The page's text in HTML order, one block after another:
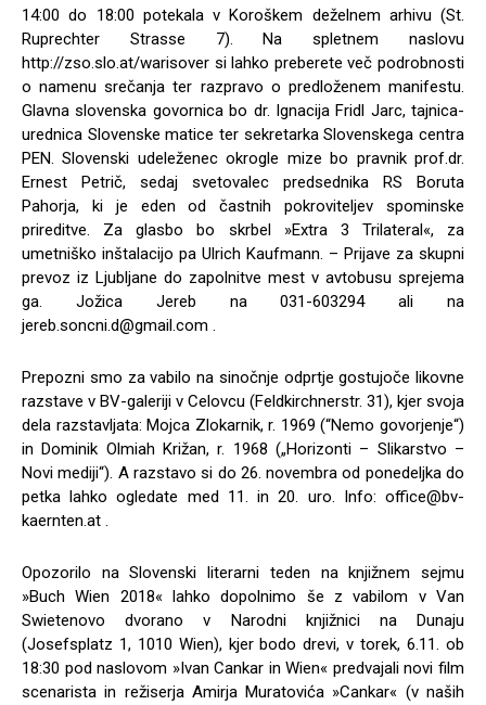
14:00 do 18:00 potekala v Koroškem deželnem arhivu (St.
Ruprechter Strasse 7). Na spletnem naslovu
http://zso.slo.at/warisover si lahko preberete več podrobnosti
o namenu srečanja ter razpravo o predloženem manifestu.
Glavna slovenska govornica bo dr. Ignacija Fridl Jarc, tajnica-
urednica Slovenske matice ter sekretarka Slovenskega centra
PEN. Slovenski udeleženec okrogle mize bo pravnik prof.dr.
Ernest Petrič, sedaj svetovalec predsednika RS Boruta
Pahorja, ki je eden od častnih pokroviteljev spominske
prireditve. Za glasbo bo skrbel »Extra 3 Trilateral«, za
umetniško inštalacijo pa Ulrich Kaufmann. – Prijave za skupni
prevoz iz Ljubljane do zapolnitve mest v avtobusu sprejema
ga. Jožica Jereb na 031-603294 ali na
jereb.soncni.d@gmail.com .
Prepozni smo za vabilo na sinočnje odprtje gostujoče likovne
razstave v BV-galeriji v Celovcu (Feldkirchnerstr. 31), kjer svoja
dela razstavljata: Mojca Zlokarnik, r. 1969 (“Nemo govorjenje“)
in Dominik Olmiah Križan, r. 1968 („Horizonti – Slikarstvo –
Novi mediji“). A razstavo si do 26. novembra od ponedeljka do
petka lahko ogledate med 11. in 20. uro. Info: office@bv-
kaernten.at .
Opozorilo na Slovenski literarni teden na knjižnem sejmu
»Buch Wien 2018« lahko dopolnimo še z vabilom v Van
Swietenovo dvorano v Narodni knjižnici na Dunaju
(Josefsplatz 1, 1010 Wien), kjer bodo drevi, v torek, 6.11. ob
18:30 pod naslovom »Ivan Cankar in Wien« predvajali novi film
scenarista in režiserja Amirja Muratovića »Cankar« (v naših